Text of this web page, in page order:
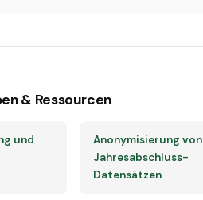
& Ressourcen
und
Anonymisierung von
Jahresabschluss-
Datensätzen